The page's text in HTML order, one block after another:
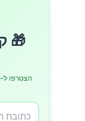
השפעות
תכונות אנטי-
השפעות על